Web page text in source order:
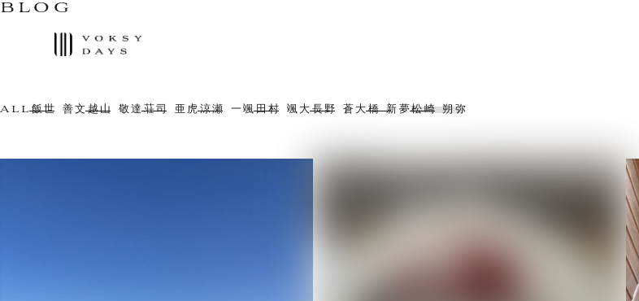
BLOG
ALL飯世 善文越山 敬達荘司 亜虎涼瀬 一颯田村 颯大長野 蒼大橋 新夢松崎 朔弥